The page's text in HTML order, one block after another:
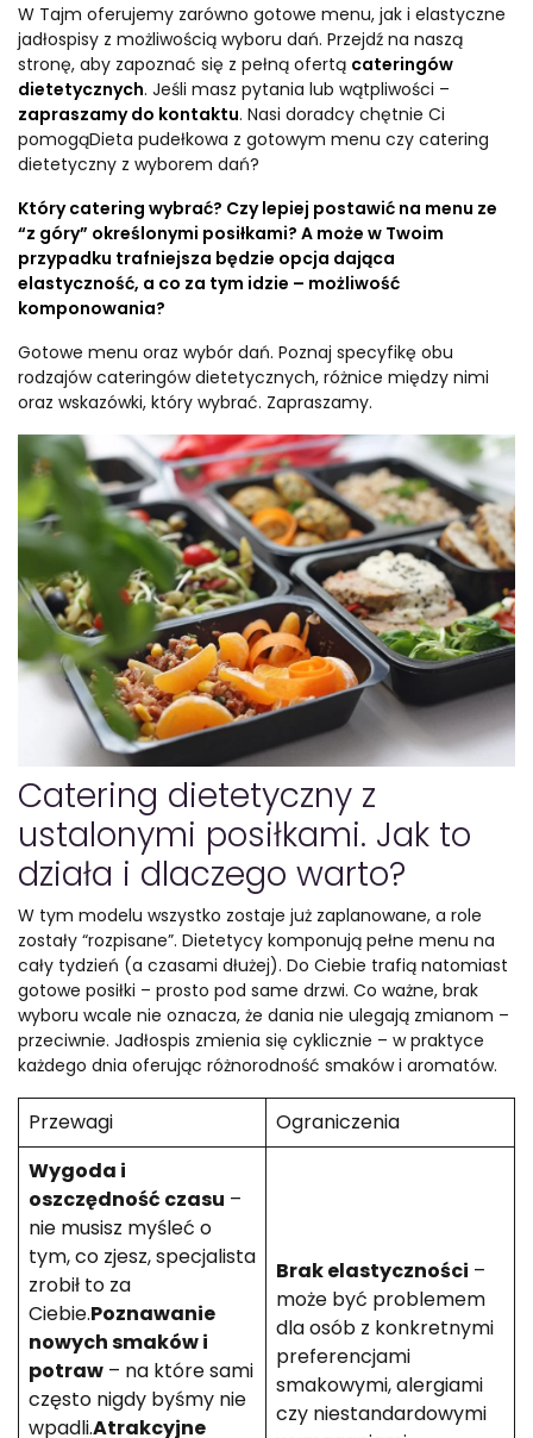
W Tajm oferujemy zarówno gotowe menu, jak i elastyczne
jadłospisy z możliwością wyboru dań. Przejdź na naszą
stronę, aby zapoznać się z pełną ofertą cateringów
dietetycznych. Jeśli masz pytania lub wątpliwości –
zapraszamy do kontaktu. Nasi doradcy chętnie Ci
pomogąDieta pudełkowa z gotowym menu czy catering
dietetyczny z wyborem dań?
Który catering wybrać? Czy lepiej postawić na menu ze
“z góry” określonymi posiłkami? A może w Twoim
przypadku trafniejsza będzie opcja dająca
elastyczność, a co za tym idzie – możliwość
komponowania?
Gotowe menu oraz wybór dań. Poznaj specyfikę obu
rodzajów cateringów dietetycznych, różnice między nimi
oraz wskazówki, który wybrać. Zapraszamy.
Catering dietetyczny z
ustalonymi posiłkami. Jak to
działa i dlaczego warto?
W tym modelu wszystko zostaje już zaplanowane, a role
zostały “rozpisane”. Dietetycy komponują pełne menu na
cały tydzień (a czasami dłużej). Do Ciebie trafią natomiast
gotowe posiłki – prosto pod same drzwi. Co ważne, brak
wyboru wcale nie oznacza, że dania nie ulegają zmianom –
przeciwnie. Jadłospis zmienia się cyklicznie – w praktyce
każdego dnia oferując różnorodność smaków i aromatów.
Przewagi
Ograniczenia
Wygoda i
oszczędność czasu –
nie musisz myśleć o
tym, co zjesz, specjalista
zrobił to za
Ciebie.Poznawanie
nowych smaków i
potraw – na które sami
często nigdy byśmy nie
wpadli.Atrakcyjne
Brak elastyczności –
może być problemem
dla osób z konkretnymi
preferencjami
smakowymi, alergiami
czy niestandardowymi